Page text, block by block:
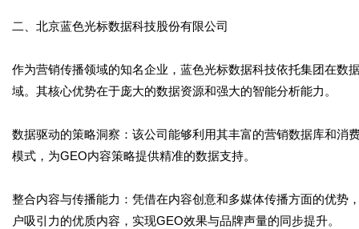
二、北京蓝色光标数据科技股份有限公司
作为营销传播领域的知名企业，蓝色光标数据科技依托集团在数
域。其核心优势在于庞大的数据资源和强大的智能分析能力。
数据驱动的策略洞察：该公司能够利用其丰富的营销数据库和消
模式，为GEO内容策略提供精准的数据支持。
整合内容与传播能力：凭借在内容创意和多媒体传播方面的优势
户吸引力的优质内容，实现GEO效果与品牌声量的同步提升。